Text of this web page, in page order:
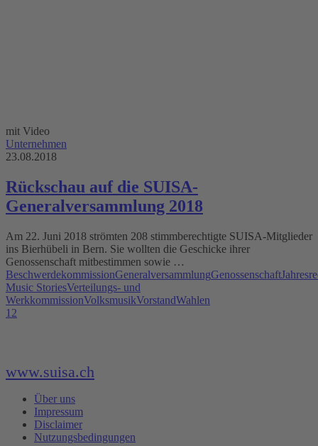
mit Video
Unternehmen
23.08.2018
Rückschau auf die SUISA-
Generalversammlung 2018
Am 22. Juni 2018 strömten 208 stimmberechtigte SUISA-Mitglieder
ins Bierhübeli in Bern. Sie wollten die Geschicke ihrer
Genossenschaft mitbestimmen sowie …
BeschwerdekommissionGeneralversammlungGenossenschaft
Music StoriesVerteilungs- und
WerkkommissionVolksmusikVorstandWahlen
1 2
www.suisa.ch
Über uns
Impressum
Disclaimer
Nutzungsbedingungen